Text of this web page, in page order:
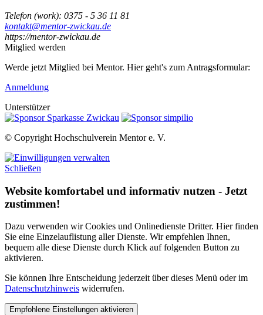
Telefon (work): 0375 - 5 36 11 81
kontakt@mentor-zwickau.de
https://mentor-zwickau.de
Mitglied werden
Werde jetzt Mitglied bei Mentor. Hier geht's zum Antragsformular:
Anmeldung
Unterstützer
© Copyright Hochschulverein Mentor e. V.
Schließen
Website komfortabel und informativ nutzen - Jetzt
zustimmen!
Dazu verwenden wir Cookies und Onlinedienste Dritter. Hier finden
Sie eine Einzelauflistung aller Dienste. Wir empfehlen Ihnen,
bequem alle diese Dienste durch Klick auf folgenden Button zu
aktivieren.
Sie können Ihre Entscheidung jederzeit über dieses Menü oder im
Datenschutzhinweis widerrufen.